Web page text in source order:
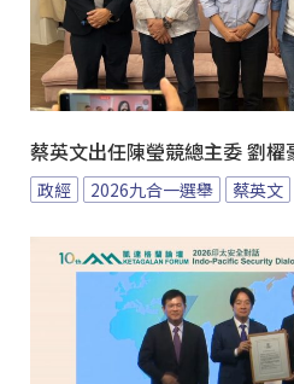
蔡英文出任陳瑩競總主委 劉櫂
政經 2026九合一選舉 蔡英文